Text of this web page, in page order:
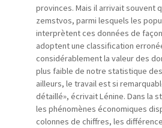
provinces. Mais il arrivait souvent
zemstvos, parmi lesquels les
interprètent ces données de
adoptent une classification
considérablement la valeur des
plus faible de notre statistique
ailleurs, le travail est si
détaillé», écrivait Lénine. Dans la
les phénomènes économiques
colonnes de chiffres, les